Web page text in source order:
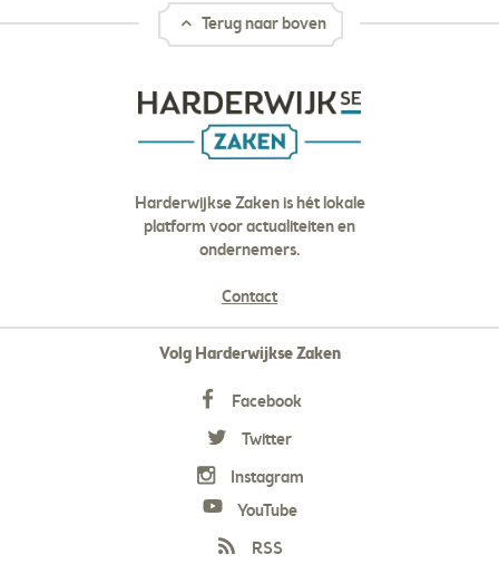
Terug naar boven
Harderwijkse Zaken is hét lokale
platform voor actualiteiten en
ondernemers.
Contact
Volg Harderwijkse Zaken
Facebook
Twitter
Instagram
YouTube
RSS